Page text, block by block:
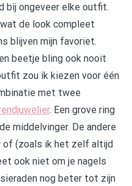
bij ongeveer elke outfit.
de look compleet
blijven mijn favoriet.
beetje bling ook nooit
zou ik kiezen voor één
met twee
. Een grove ring
middelvinger. De andere
of (zoals ik het zelf altijd
ook niet om je nagels
nog beter tot zijn